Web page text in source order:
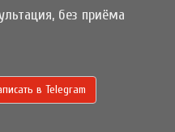
без приёма
в Telegram